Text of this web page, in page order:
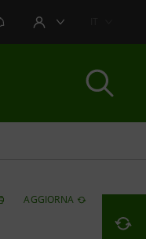
AREA UTENTE
AGGIORNA